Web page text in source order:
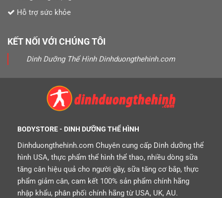
Hỗ trợ sức khỏe
KẾT NỐI VỚI CHÚNG TÔI
Dinh Dưỡng Thể Hình Dinhduongthehinh.com
BODYSTORE - DINH DƯỠNG THỂ HÌNH
Dinhduongthehinh.com Chuyên cung cấp Dinh dưỡng thể
hình USA, thực phẩm thể hình thể thao, nhiều dòng sữa
tăng cân hiệu quả cho người gầy, sữa tăng cơ bắp, thực
phẩm giảm cân, cam kết 100% sản phẩm chính hãng
nhập khẩu, phân phối chính hãng từ USA, UK, AU.